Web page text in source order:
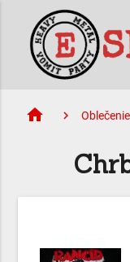
home Oblečenie